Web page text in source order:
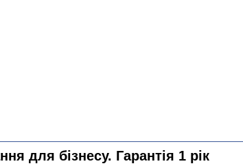
для бізнесу. Гарантія 1 рік